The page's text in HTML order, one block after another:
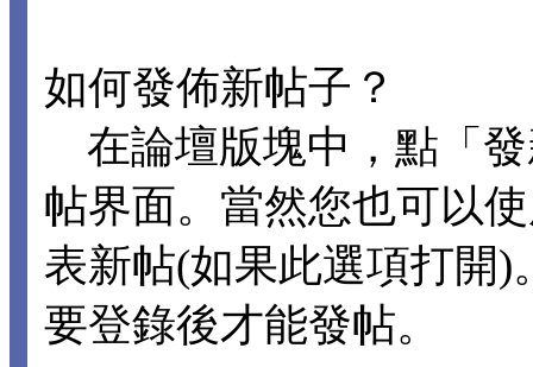
如何發佈新帖子？
在論壇版塊中，點「
帖界面。當然您也可以
表新帖(如果此選項打開
要登錄後才能發帖。